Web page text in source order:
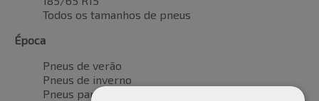
Todos os tamanhos de pneus
Época
Pneus de verão
Pneus de inverno
Pneus para todas as estações